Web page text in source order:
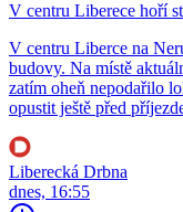
V centru Liberece hoří
V centru Liberce na
budovy. Na místě
zatím oheň nepodařilo
opustit ještě před
Liberecká Drbna
dnes, 16:55